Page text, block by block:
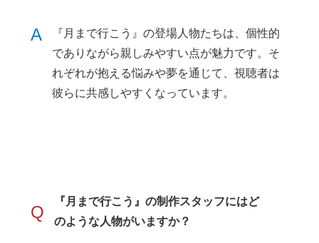
A
『月まで行こう』の登場人物たちは、個性的
でありながら親しみやすい点が魅力です。そ
れぞれが抱える悩みや夢を通じて、視聴者は
彼らに共感しやすくなっています。
Q
『月まで行こう』の制作スタッフにはど
のような人物がいますか？